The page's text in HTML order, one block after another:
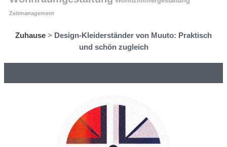
Zeitmanagement
Zuhause > Design-Kleiderständer von Muuto: Praktisch
und schön zugleich